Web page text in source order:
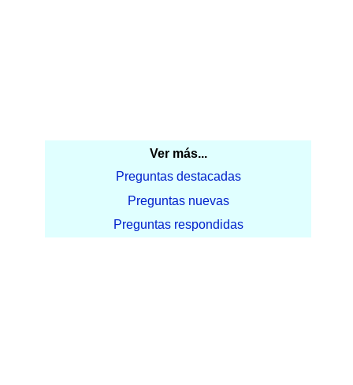
Ver más...
Preguntas destacadas
Preguntas nuevas
Preguntas respondidas